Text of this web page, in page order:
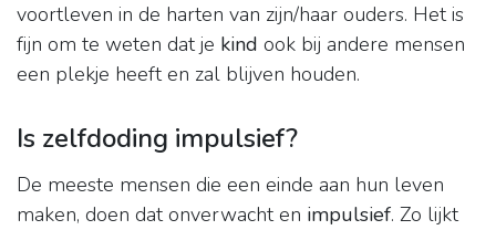
voortleven in de harten van zijn/haar ouders. Het is
fijn om te weten dat je kind ook bij andere mensen
een plekje heeft en zal blijven houden.
Is zelfdoding impulsief?
De meeste mensen die een einde aan hun leven
maken, doen dat onverwacht en impulsief. Zo lijkt